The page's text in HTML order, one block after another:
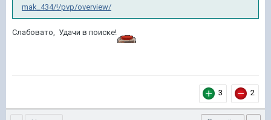
mak_434/!/pvp/overview/
Слабовато, Удачи в поиске!
3 2